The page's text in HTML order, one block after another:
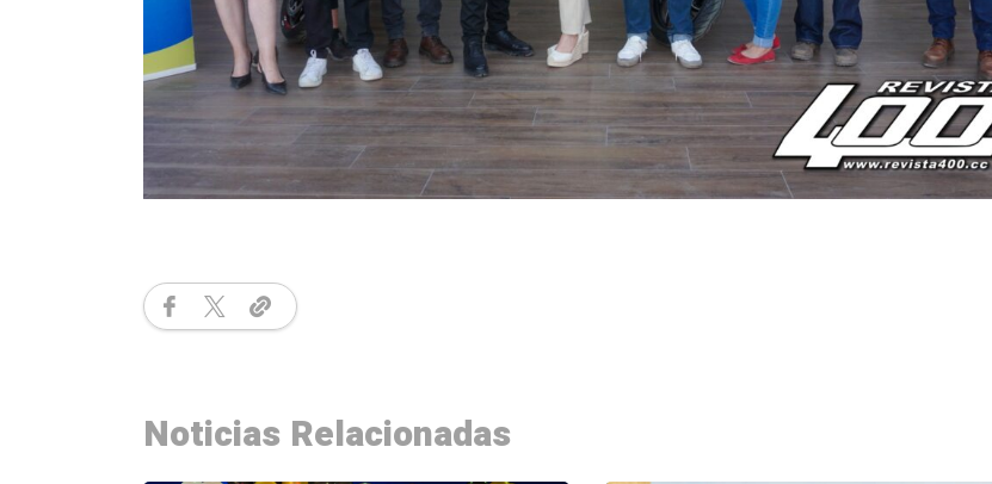
Noticias Relacionadas